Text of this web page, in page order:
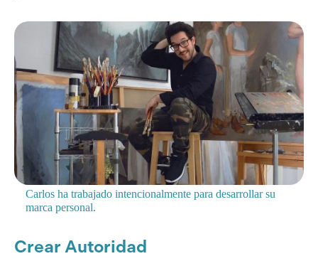
Carlos ha trabajado intencionalmente para desarrollar su
marca personal.
Crear Autoridad